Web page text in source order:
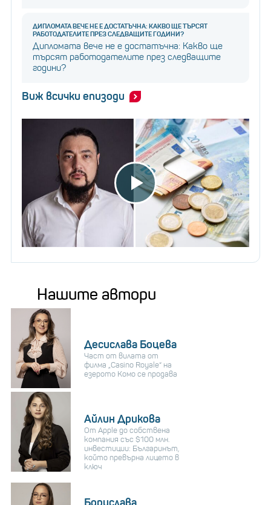
ДИПЛОМАТА ВЕЧЕ НЕ Е ДОСТАТЪЧНА: КАКВО ЩЕ ТЪРСЯТ
РАБОТОДАТЕЛИТЕ ПРЕЗ СЛЕДВАЩИТЕ ГОДИНИ?
Дипломата вече не е достатъчна: Какво ще
търсят работодателите през следващите
години?
Виж всички епизоди
Нашите автори
Десислава Боцева
Част от вилата от
филма „Casino Royale“ на
езерото Комо се продава
Айлин Дрикова
От Apple до собствена
компания със $100 млн.
инвестиции: Българинът,
който превърна лицето в
ключ
Борислава